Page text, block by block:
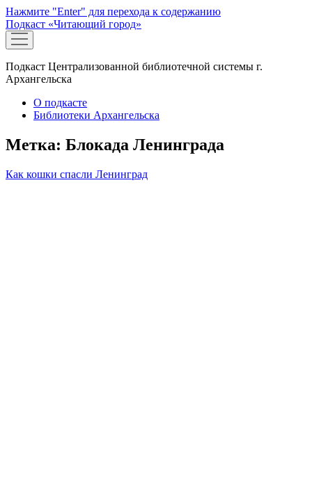
Нажмите "Enter" для перехода к содержанию
Подкаст «Читающий город»
открыть
меню
Подкаст Централизованной библиотечной системы г.
Архангельска
О подкасте
Библиотеки Архангельска
Метка: Блокада Ленинграда
Как кошки спасли Ленинград